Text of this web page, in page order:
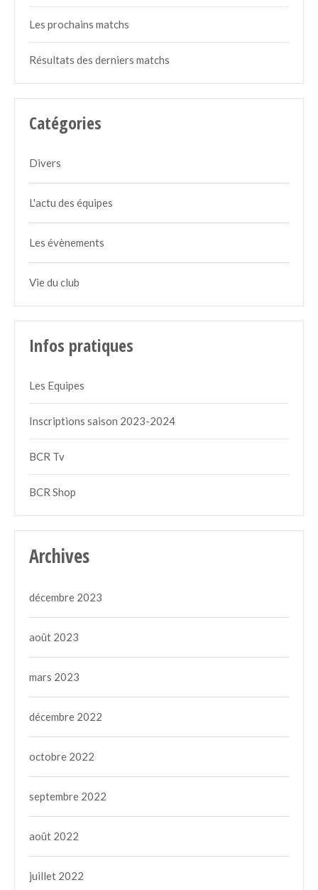
Les prochains matchs
Résultats des derniers matchs
Catégories
Divers
L'actu des équipes
Les évènements
Vie du club
Infos pratiques
Les Equipes
Inscriptions saison 2023-2024
BCR Tv
BCR Shop
Archives
décembre 2023
août 2023
mars 2023
décembre 2022
octobre 2022
septembre 2022
août 2022
juillet 2022